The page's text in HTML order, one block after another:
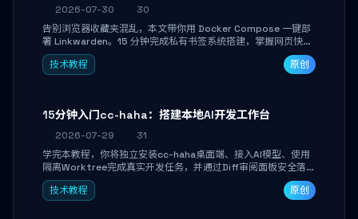
2026-07-30
30
告别浏览器收藏夹混乱，本文带你用 Docker Compose 一键部
署 Linkwarden。15 分钟完成私有书签系统搭建，掌握网页快照
归档、高亮批注、分类管理与全文搜索。适合开发者与知识工作
者打造个人知识库，资料统一归档，随时检索。
技术教程 原创
15分钟入门cc-haha：搭建本地AI开发工作台
2026-07-29
31
学完本教程，你将独立安装cc-haha桌面端、接入AI模型、使用
隔离Worktree完成真实开发任务，并通过Diff审阅面板安全落地
AI代码改写。告别终端黑盒操作，让AI在沙箱环境中工作，你只
做审阅和决策。
技术教程 原创